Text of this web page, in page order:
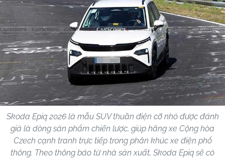
Skoda Epiq 2026 là mẫu SUV thuần điện cỡ nhỏ được đánh
giá là dòng sản phẩm chiến lược, giúp hãng xe Cộng hòa
Czech cạnh tranh trực tiếp trong phân khúc xe điện phổ
thông. Theo thông báo từ nhà sản xuất, Skoda Epiq sẽ có